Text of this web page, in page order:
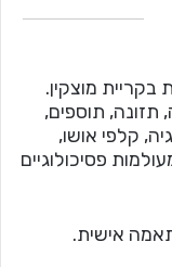
בקריית מוצקין.
תזונה, תוספים,
קלפי אושו,
פסיכולוגיים
אישית.